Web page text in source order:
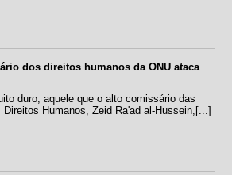
dos direitos humanos da ONU ataca
duro, aquele que o alto comissário das
Direitos Humanos, Zeid Ra'ad al-Hussein,[...]